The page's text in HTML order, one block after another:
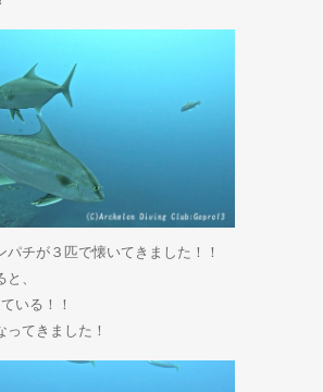
チが３匹で懐いてきました！！
、
いる！！
ってきました！